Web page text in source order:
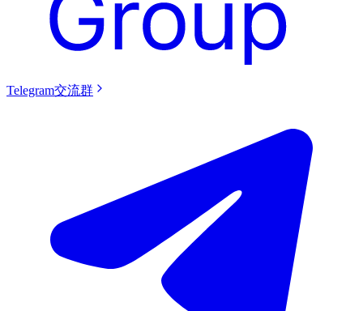
Telegram交流群